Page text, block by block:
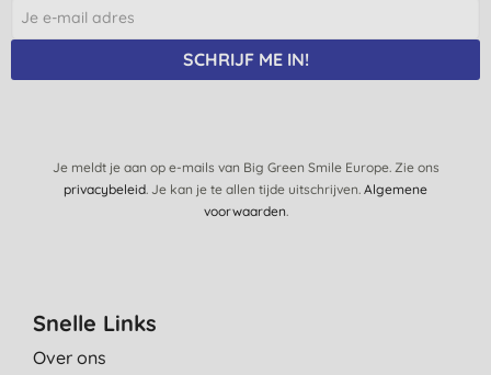
SCHRIJF ME IN!
Je meldt je aan op e-mails van Big Green Smile Europe. Zie ons
privacybeleid. Je kan je te allen tijde uitschrijven. Algemene
voorwaarden.
Snelle Links
Over ons